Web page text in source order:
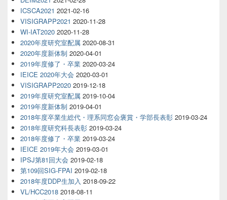
ICSCA2021 2021-02-16
VISIGRAPP2021 2020-11-28
WI-IAT2020 2020-11-28
2020年度研究室配属 2020-08-31
2020年度新体制 2020-04-01
2019年度修了・卒業 2020-03-24
IEICE 2020年大会 2020-03-01
VISIGRAPP2020 2019-12-18
2019年度研究室配属 2019-10-04
2019年度新体制 2019-04-01
2018年度卒業生総代・理系同窓会褒賞・学部長表彰 2019-03-24
2018年度研究科長表彰 2019-03-24
2018年度修了・卒業 2019-03-24
IEICE 2019年大会 2019-03-01
IPSJ第81回大会 2019-02-18
第109回SIG-FPAI 2019-02-18
2018年度DDP生加入 2018-09-22
VL/HCC2018 2018-08-11